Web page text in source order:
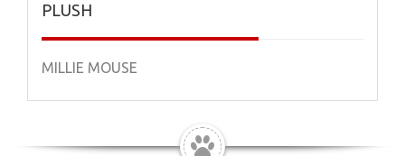
PLUSH
MILLIE MOUSE